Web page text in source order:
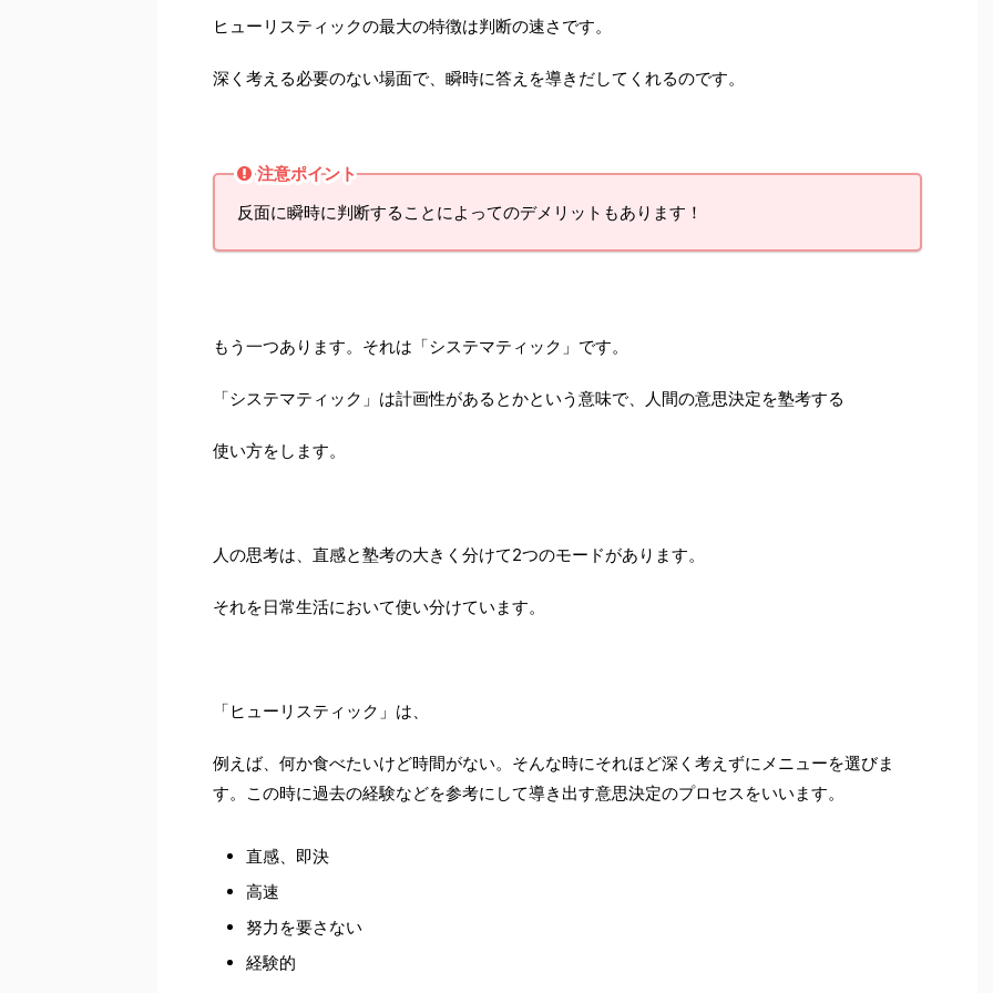
ヒューリスティックの最大の特徴は判断の速さです。
深く考える必要のない場面で、瞬時に答えを導きだしてくれるのです。
注意ポイント
反面に瞬時に判断することによってのデメリットもあります！
もう一つあります。それは「システマティック」です。
「システマティック」は計画性があるとかという意味で、人間の意思決定を塾考する
使い方をします。
人の思考は、直感と塾考の大きく分けて2つのモードがあります。
それを日常生活において使い分けています。
「ヒューリスティック」は、
例えば、何か食べたいけど時間がない。そんな時にそれほど深く考えずにメニューを選びま
す。この時に過去の経験などを参考にして導き出す意思決定のプロセスをいいます。
直感、即決
高速
努力を要さない
経験的